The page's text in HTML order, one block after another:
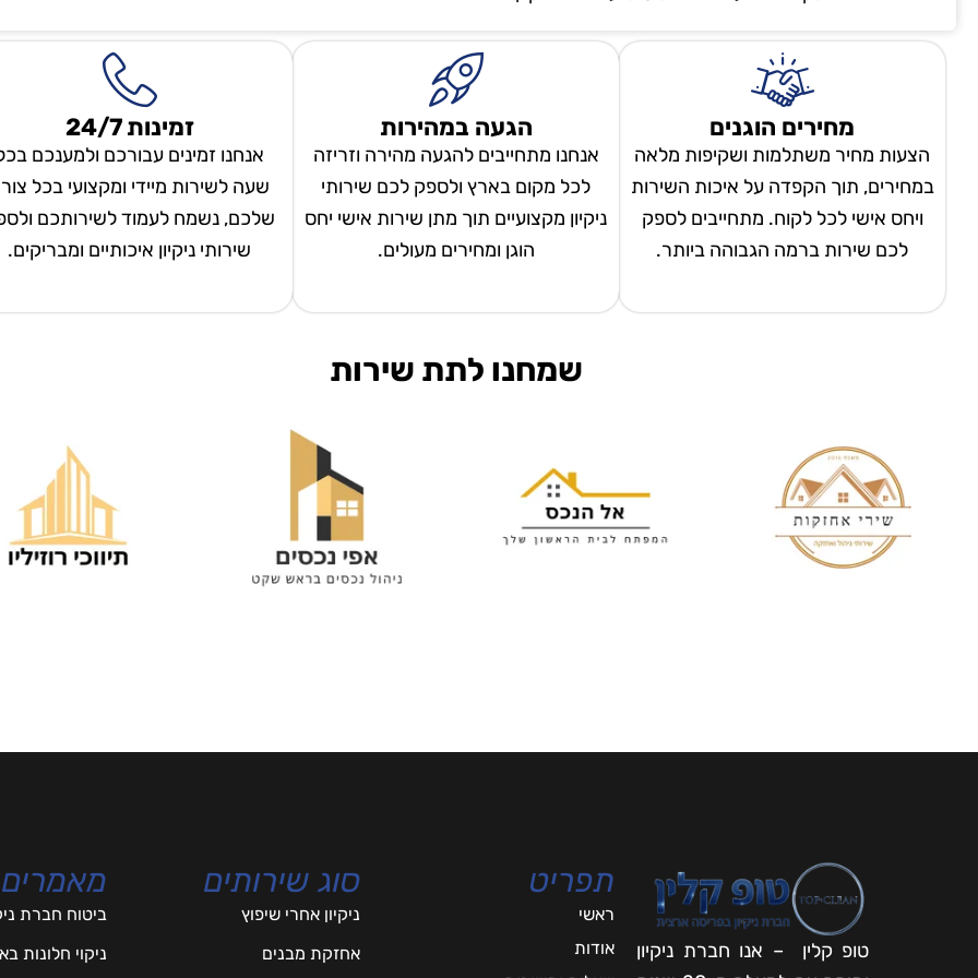
מחירים הוגנים
הצעות מחיר משתלמות ושקיפות מלאה
במחירים, תוך הקפדה על איכות השירות
ויחס אישי לכל לקוח. מתחייבים לספק
לכם שירות ברמה הגבוהה ביותר.
הגעה במהירות
אנחנו מתחייבים להגעה מהירה וזריזה
לכל מקום בארץ ולספק לכם שירותי
ניקיון מקצועיים תוך מתן שירות אישי יחס
הוגן ומחירים מעולים.
זמינות 24/7
אנחנו זמינים עבורכם ולמענכם
שעה לשירות מיידי ומקצועי בכל
שלכם, נשמח לעמוד לשירותכם
שירותי ניקיון איכותיים ומבריקים.
שמחנו לתת שירות
טופ קלין – אנו חברת ניקיון
תפריט
ראשי
אודות
סוג שירותים
ניקיון אחרי שיפוץ
אחזקת מבנים
מאמרים
ביטוח חברת
ניקוי חלונות